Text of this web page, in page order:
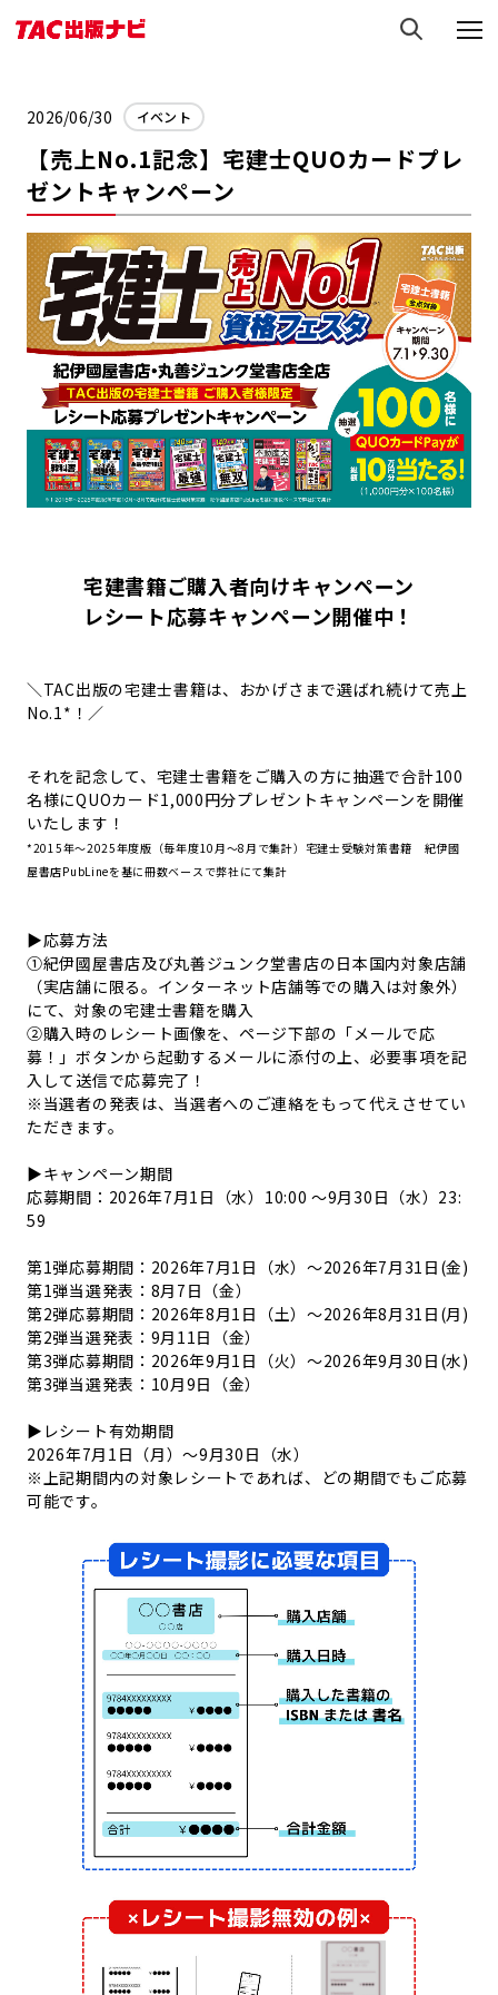
2026/06/30 イベント
【売上No.1記念】宅建士QUOカードプレ
ゼントキャンペーン
宅建書籍ご購入者向けキャンペーン
レシート応募キャンペーン開催中！
＼TAC出版の宅建士書籍は、おかげさまで選ばれ続けて売上
No.1*！／
それを記念して、宅建士書籍をご購入の方に抽選で合計100
名様にQUOカード1,000円分プレゼントキャンペーンを開催
いたします！
*2015年～2025年度版（毎年度10月～8月で集計）宅建士受験対策書籍 紀伊國
屋書店PubLineを基に冊数ベースで弊社にて集計
▶応募方法
①紀伊國屋書店及び丸善ジュンク堂書店の日本国内対象店舗
（実店舗に限る。インターネット店舗等での購入は対象外）
にて、対象の宅建士書籍を購入
②購入時のレシート画像を、ページ下部の「メールで応
募！」ボタンから起動するメールに添付の上、必要事項を記
入して送信で応募完了！
※当選者の発表は、当選者へのご連絡をもって代えさせてい
ただきます。
▶キャンペーン期間
応募期間：2026年7月1日（水）10:00 ～9月30日（水）23:
59
第1弾応募期間：2026年7月1日（水）～2026年7月31日(金)
第1弾当選発表：8月7日（金）
第2弾応募期間：2026年8月1日（土）～2026年8月31日(月)
第2弾当選発表：9月11日（金）
第3弾応募期間：2026年9月1日（火）～2026年9月30日(水)
第3弾当選発表：10月9日（金）
▶レシート有効期間
2026年7月1日（月）～9月30日（水）
※上記期間内の対象レシートであれば、どの期間でもご応募
可能です。